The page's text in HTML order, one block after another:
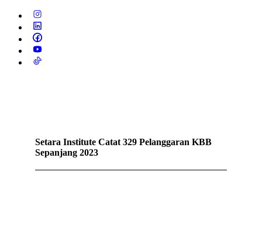
Setara Institute Catat 329 Pelanggaran KBB
Sepanjang 2023